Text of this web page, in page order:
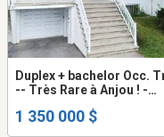
Duplex + bachelor Occ.
-- Très Rare à Anjou ! -
à vendre
1 350 000 $